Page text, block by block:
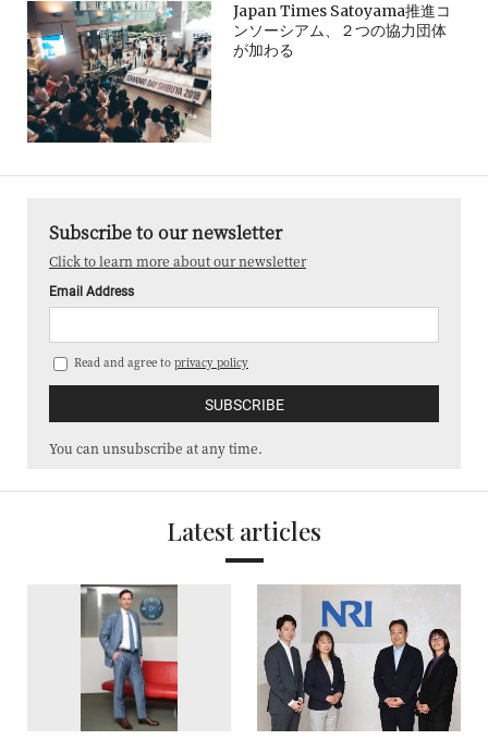
Japan Times Satoyama推進コ
ンソーシアム、２つの協力団体
が加わる
Subscribe to our newsletter
Click to learn more about our newsletter
Email Address
Read and agree to privacy policy
You can unsubscribe at any time.
Latest articles